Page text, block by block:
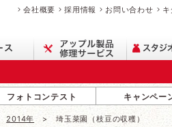
会社概要 採用情報 お問い合わせ
フォトコンテスト キャンペー
2014年 埼玉菜園（枝豆の収穫）